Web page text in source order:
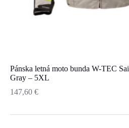
Pánska letná moto bunda W-TEC
Gray – 5XL
147,60 €